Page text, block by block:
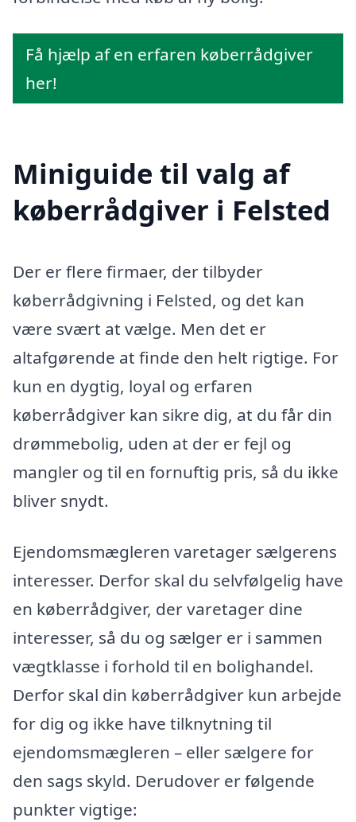
Få hjælp af en erfaren køberrådgiver
her!
Miniguide til valg af
køberrådgiver i Felsted
Der er flere firmaer, der tilbyder
køberrådgivning i Felsted, og det kan
være svært at vælge. Men det er
altafgørende at finde den helt rigtige. For
kun en dygtig, loyal og erfaren
køberrådgiver kan sikre dig, at du får din
drømmebolig, uden at der er fejl og
mangler og til en fornuftig pris, så du ikke
bliver snydt.
Ejendomsmægleren varetager sælgerens
interesser. Derfor skal du selvfølgelig have
en køberrådgiver, der varetager dine
interesser, så du og sælger er i sammen
vægtklasse i forhold til en bolighandel.
Derfor skal din køberrådgiver kun arbejde
for dig og ikke have tilknytning til
ejendomsmægleren – eller sælgere for
den sags skyld. Derudover er følgende
punkter vigtige: